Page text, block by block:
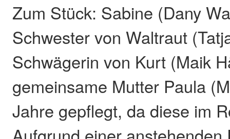
Zum Stück: Sabine (Dany
Schwester von Waltraut
Schwägerin von Kurt (Maik
gemeinsame Mutter Paula
Jahre gepflegt, da diese im